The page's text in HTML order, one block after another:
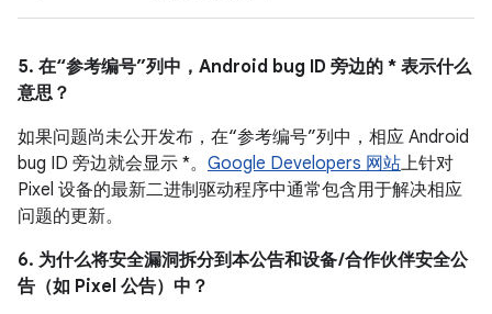
5. 在“参考编号”列中，Android bug ID 旁边的 * 表示什么
意思？
如果问题尚未公开发布，在“参考编号”列中，相应 Android
bug ID 旁边就会显示 *。 Google Developers 网站上针对
Pixel 设备的最新二进制驱动程序中通常包含用于解决相应
问题的更新。
6. 为什么将安全漏洞拆分到本公告和设备 /合作伙伴安全公
告（如 Pixel 公告）中？